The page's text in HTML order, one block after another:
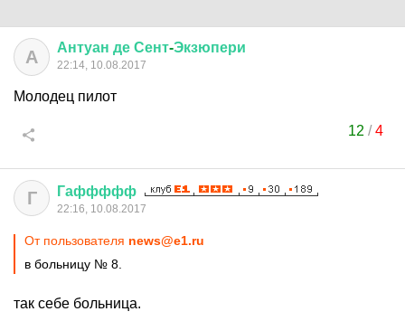
А Антуан де Сент-Экзюпери
22:14, 10.08.2017
Молодец пилот
12 /4
Г Гаффффф
22:16, 10.08.2017
От пользователя news@e1.ru
в больницу № 8.
так себе больница.